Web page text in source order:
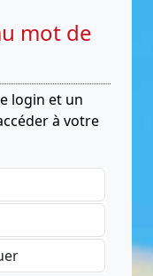
mot de
login et un
à votre